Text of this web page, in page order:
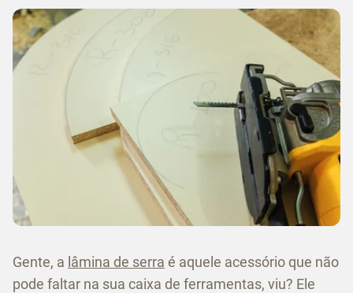
Gente, a lâmina de serra é aquele acessório que não
pode faltar na sua caixa de ferramentas, viu? Ele